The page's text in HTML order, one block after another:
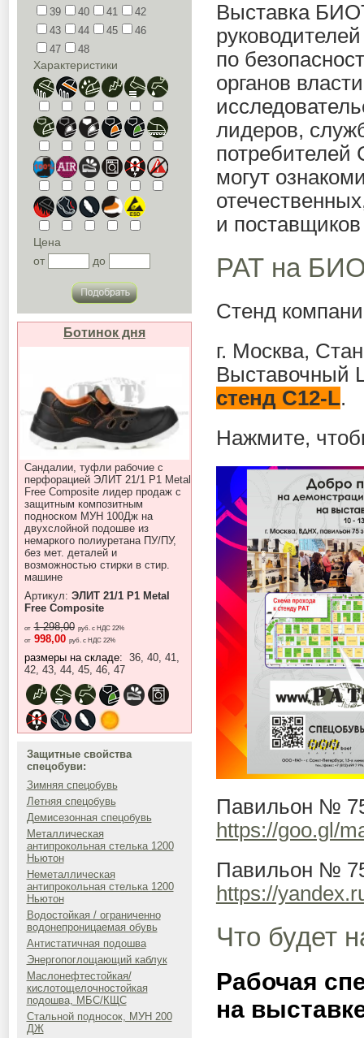
39
40 41
42
43
44 45
46
47
48
Характеристики
Цена
от
до
Ботинок дня
Сандалии, туфли рабочие с
перфорацией ЭЛИТ 21/1 P1 Metal
Free Composite лидер продаж с
защитным композитным
подноском МУН 100Дж на
двухслойной подошве из
немаркого полиуретана ПУ/ПУ,
без мет. деталей и
возможностью стирки в стир.
машине
Артикул: ЭЛИТ 21/1 P1 Metal
Free Composite
от 1 298,00 руб. с НДС 22%
от 998,00 руб. с НДС 22%
размеры на складе: 36, 40, 41,
42, 43, 44, 45, 46, 47
Защитные свойства
спецобуви:
Зимняя спецобувь
Летняя спецобувь
Демисезонная спецобувь
Металлическая
антипрокольная стелька 1200
Ньютон
Неметаллическая
антипрокольная стелька 1200
Ньютон
Водостойкая / ограниченно
водонепроницаемая обувь
Антистатичная подошва
Энергопоглощающий каблук
Маслонефтестойкая/
кислотощелочностойкая
подошва, МБС/КЩС
Стальной подносок, МУН 200
ДЖ
Выставка
по
органов
лидеров,
могут
и
РАТ на
Стенд
г. Москва,
Выставочный
стенд C12-L.
Нажмите,
Павильон №
https://goo.gl/
Павильон №
https://
Что будет
Рабочая
на